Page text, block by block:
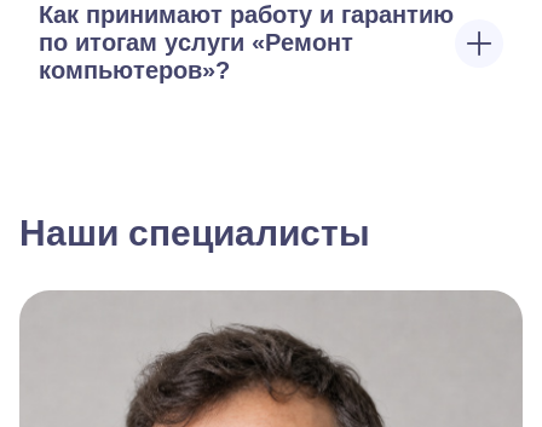
Как принимают работу и гарантию
по итогам услуги «Ремонт
компьютеров»?
Наши специалисты